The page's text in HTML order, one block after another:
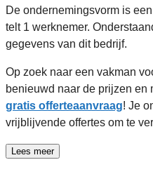
De ondernemingsvorm is
telt 1 werknemer.
gegevens van dit bedrijf.
Op zoek naar een vakman
benieuwd naar de prijzen en
gratis offerteaanvraag! Je
vrijblijvende offertes om te
Lees meer